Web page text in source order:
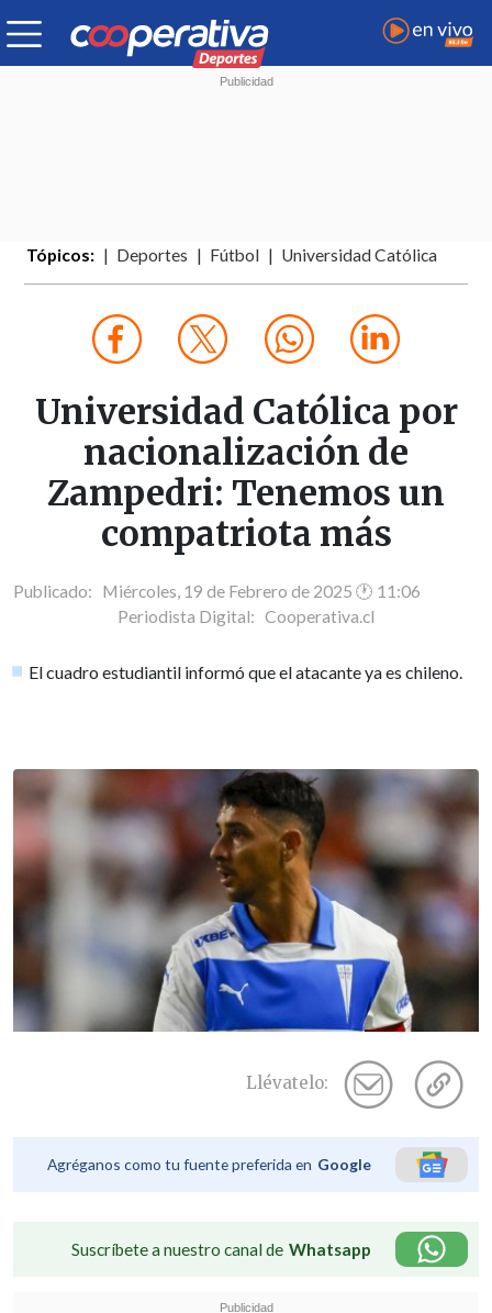
Tópicos: Deportes Fútbol Universidad Católica
Universidad Católica por
nacionalización de
Zampedri: Tenemos un
compatriota más
Publicado: Miércoles, 19 de Febrero de 2025 🕐 11:06
Periodista Digital: Cooperativa.cl
El cuadro estudiantil informó que el atacante ya es chileno.
Llévatelo:
Agréganos como tu fuente preferida en Google
Suscríbete a nuestro canal de Whatsapp